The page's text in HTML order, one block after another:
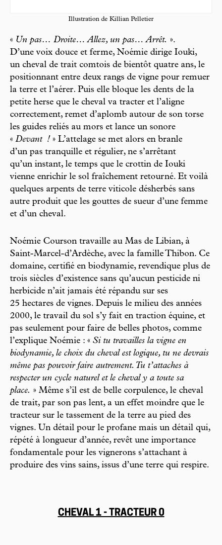
Illustration de Killian Pelletier
« Un pas… Droite… Allez, un pas… Arrêt. ».
D’une voix douce et ferme, Noémie dirige Iouki,
un cheval de trait comtois de bientôt quatre ans, le
positionnant entre deux rangs de vigne pour remuer
la terre et l’aérer. Puis elle bloque les dents de la
petite herse que le cheval va tracter et l’aligne
correctement, remet d’aplomb autour de son torse
les guides reliés au mors et lance un sonore
« Devant ! » L’attelage se met alors en branle
d’un pas tranquille et régulier, ne s’arrêtant
qu’un instant, le temps que le crottin de Iouki
vienne enrichir le sol fraîchement retourné. Et voilà
quelques arpents de terre viticole désherbés sans
autre produit que les gouttes de sueur d’une femme
et d’un cheval.
Noémie Courson travaille au Mas de Libian, à
Saint-Marcel-d’Ardèche, avec la famille Thibon. Ce
domaine, certifié en biodynamie, revendique plus de
trois siècles d’existence sans qu’aucun pesticide ni
herbicide n’ait jamais été répandu sur ses
25 hectares de vignes. Depuis le milieu des années
2000, le travail du sol s’y fait en traction équine, et
pas seulement pour faire de belles photos, comme
l’explique Noémie : « Si tu travailles la vigne en
biodynamie, le choix du cheval est logique, tu ne devrais
même pas pouvoir faire autrement. Tu t’attaches à
respecter un cycle naturel et le cheval y a toute sa
place. » Même s’il est de belle corpulence, le cheval
de trait, par son pas lent, a un effet moindre que le
tracteur sur le tassement de la terre au pied des
vignes. Un détail pour le profane mais un détail qui,
répété à longueur d’année, revêt une importance
fondamentale pour les vignerons s’attachant à
produire des vins sains, issus d’une terre qui respire.
CHEVAL 1 - TRACTEUR 0